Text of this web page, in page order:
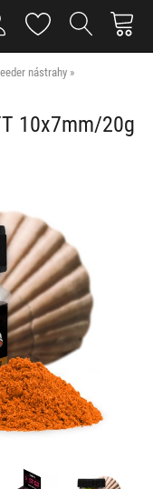
nástrahy
10x7mm/20g